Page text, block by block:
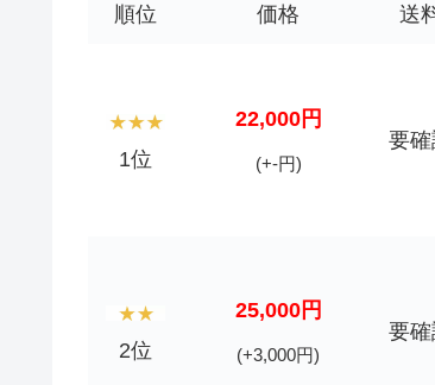
順位 価格 送
1位
22,000円
(+-円)
要
2位
25,000円
(+3,000円)
要